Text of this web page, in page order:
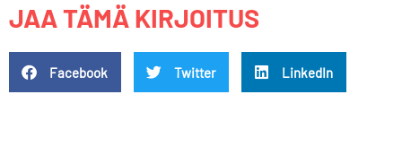
JAA TÄMÄ KIRJOITUS
Facebook Twitter LinkedIn